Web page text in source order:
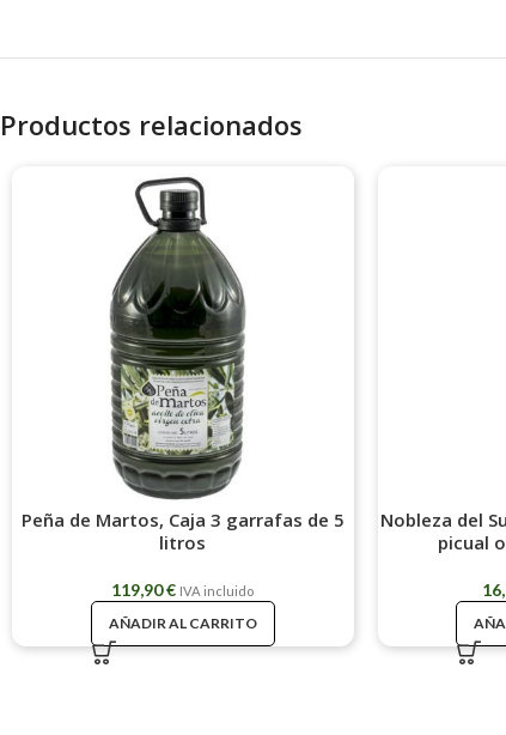
Productos relacionados
Peña de Martos, Caja 3 garrafas de 5
litros
119,90€ IVA incluido
AÑADIR AL CARRITO
Nobleza del
picual